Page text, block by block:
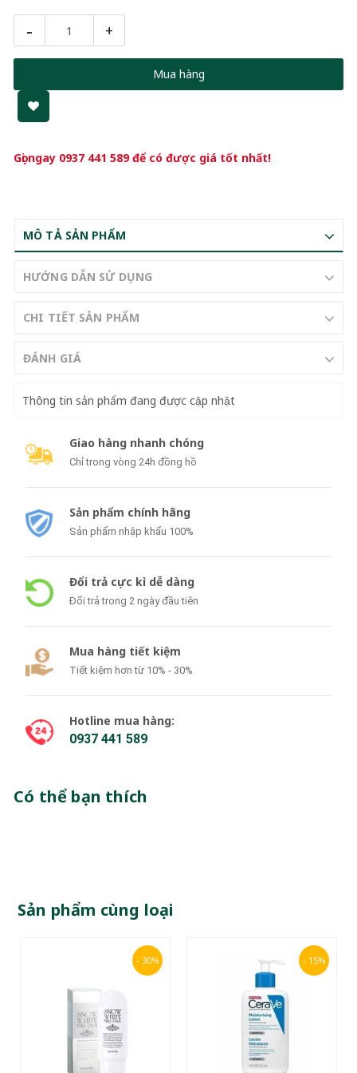
- +
Mua hàng
Gọi ngay 0937 441 589để có được giá tốt nhất!
MÔ TẢ SẢN PHẨM
HƯỚNG DẪN SỬ DỤNG
CHI TIẾT SẢN PHẨM
ĐÁNH GIÁ
Thông tin sản phẩm đang được cập nhật
Giao hàng nhanh chóng
Chỉ trong vòng 24h đồng hồ
Sản phẩm chính hãng
Sản phẩm nhập khẩu 100%
Đổi trả cực kì dễ dàng
Đổi trả trong 2 ngày đầu tiên
Mua hàng tiết kiệm
Tiết kiệm hơn từ 10% - 30%
Hotline mua hàng:
0937 441 589
Có thể bạn thích
Sản phẩm cùng loại
- 30% - 15%